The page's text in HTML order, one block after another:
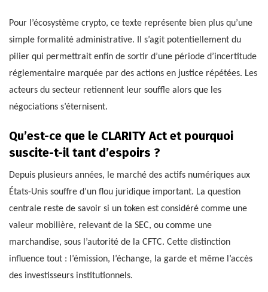
Pour l’écosystème crypto, ce texte représente bien plus qu’une
simple formalité administrative. Il s’agit potentiellement du
pilier qui permettrait enfin de sortir d’une période d’incertitude
réglementaire marquée par des actions en justice répétées. Les
acteurs du secteur retiennent leur souffle alors que les
négociations s’éternisent.
Qu’est-ce que le CLARITY Act et pourquoi
suscite-t-il tant d’espoirs ?
Depuis plusieurs années, le marché des actifs numériques aux
États-Unis souffre d’un flou juridique important. La question
centrale reste de savoir si un token est considéré comme une
valeur mobilière, relevant de la SEC, ou comme une
marchandise, sous l’autorité de la CFTC. Cette distinction
influence tout : l’émission, l’échange, la garde et même l’accès
des investisseurs institutionnels.